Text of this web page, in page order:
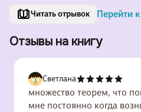
задания для самопроверки —
алгебре для 7—9 классов. В
Читать отрывок Перейти
Отзывы на книгу
Светлана
множество теорем, что
мне постоянно когда